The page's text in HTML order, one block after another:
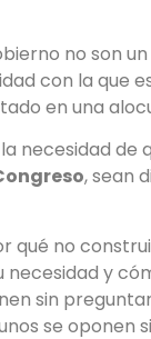
no son
con la que
en una
necesidad de
, sean
qué no
y
sin
se oponen